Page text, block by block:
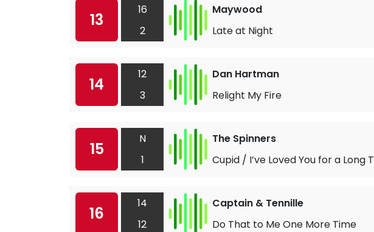
13
16
2
Maywood
Late at Night
14
12
3
Dan Hartman
Relight My Fire
15
N
1
The Spinners
Cupid / I’ve Loved You for a Long
16
14
12
Captain & Tennille
Do That to Me One More Time